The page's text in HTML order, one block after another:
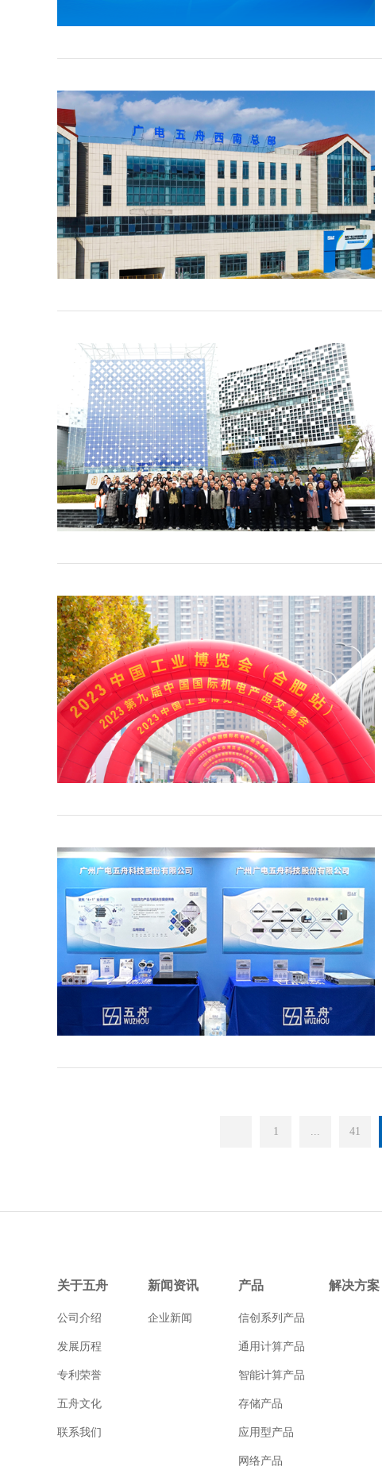
1 ... 41
关于五舟
公司介绍
发展历程
专利荣誉
五舟文化
联系我们
新闻资讯
企业新闻
产品
信创系列产品
通用计算产品
智能计算产品
存储产品
应用型产品
网络产品
解决方案